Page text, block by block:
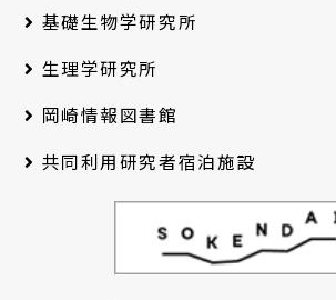
基礎生物学研究所
生理学研究所
岡崎情報図書館
共同利用研究者宿泊施設